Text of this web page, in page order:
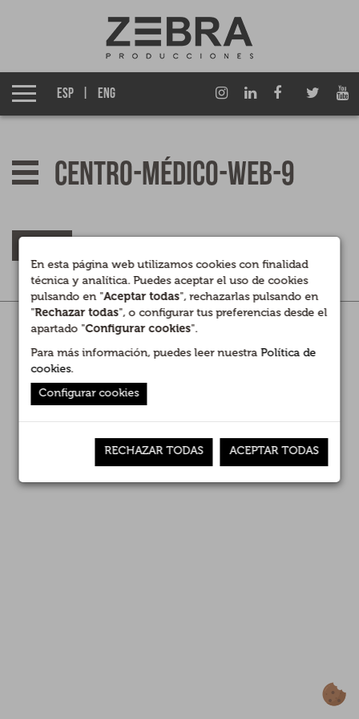
Grupo Izen
Qué hacemos
Premios
Contacto
ESP ENG
Centro-Médico-Web-9
Legal | Privacidad | Cookies
Canal interno de información
En esta página web utilizamos cookies con finalidad
técnica y analítica. Puedes aceptar el uso de cookies
pulsando en "Aceptar todas", rechazarlas pulsando en
"Rechazar todas", o configurar tus preferencias desde el
apartado "Configurar cookies".
Para más información, puedes leer nuestraPolítica de
cookies.
Configurar cookies
RECHAZAR TODAS ACEPTAR TODAS